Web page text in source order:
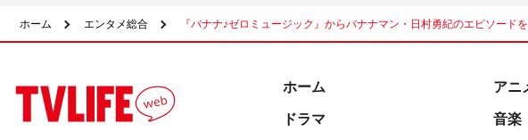
ホーム エンタメ総合 『バナナ♪ゼロミュージック』からバナナマン・日村勇紀のエピソード
ホーム
ドラマ
アニ
音楽